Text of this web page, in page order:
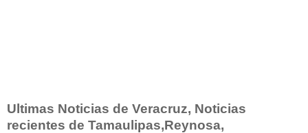
Ultimas Noticias de Veracruz, Noticias
recientes de Tamaulipas,Reynosa,